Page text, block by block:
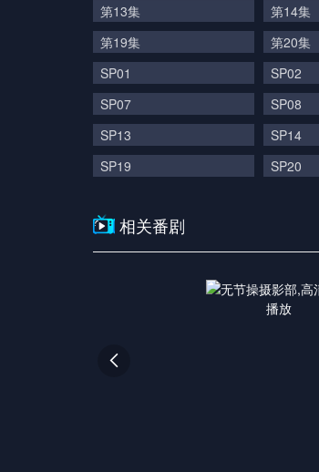
第13集
第14集
第19集
第20集
SP01
SP02
SP07
SP08
SP13
SP14
SP19
SP20
相关番剧
